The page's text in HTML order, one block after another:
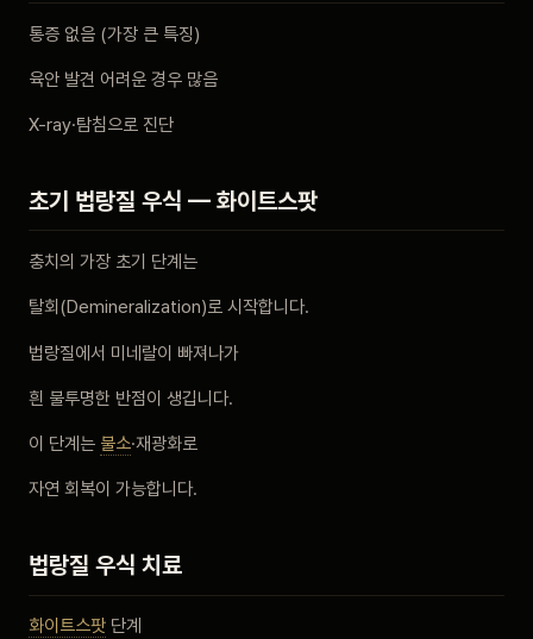
회원가입 / 로그인
통증 없음 (가장 큰 특징)
육안 발견 어려운 경우 많음
X-ray·탐침으로 진단
초기 법랑질 우식 — 화이트스팟
충치의 가장 초기 단계는
탈회(Demineralization)로 시작합니다.
법랑질에서 미네랄이 빠져나가
흰 불투명한 반점이 생깁니다.
이 단계는 불소·재광화로
자연 회복이 가능합니다.
법랑질 우식 치료
화이트스팟 단계